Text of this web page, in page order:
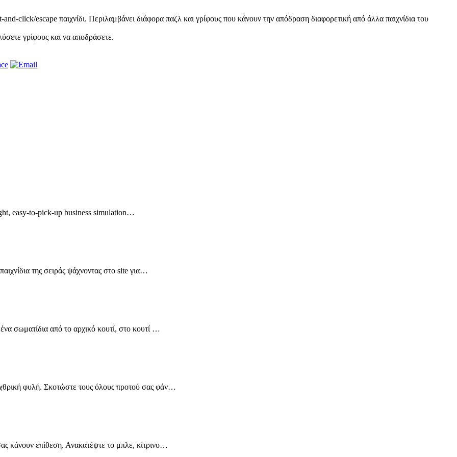
click/escape παιχνίδι. Περιλαμβάνει διάφορα παζλ και γρίφους που κάνουν την απόδραση διαφορετική από άλλα παιχνίδια του
γρίφους και να αποδράσετε.
easy-to-pick-up business simulation…
της σειράς ψάχνοντας στο site για…
σωματίδια από το αρχικό κουτί, στο κουτί …
φυλή. Σκοτώστε τους όλους προτού σας φάν…
κάνουν επίθεση. Ανακατέψτε το μπλε, κίτρινο…